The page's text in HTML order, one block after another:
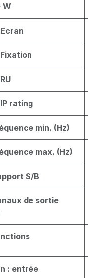
W
rating
min. (Hz)
max. (Hz)
S/B
de sortie
: entrée